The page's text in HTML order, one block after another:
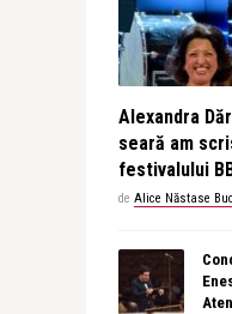
Alexandra
seară am
festivalului
de Alice Năstase